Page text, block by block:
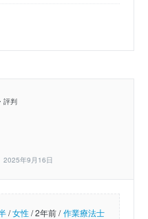
評判
2025年9月16日
/女性/2年前 / 作業療法士